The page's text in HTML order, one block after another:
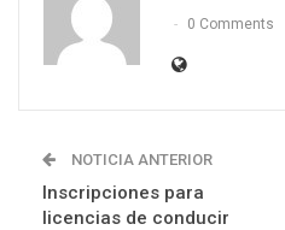
0 Comments
NOTICIA ANTERIOR
Inscripciones para
licencias de conducir